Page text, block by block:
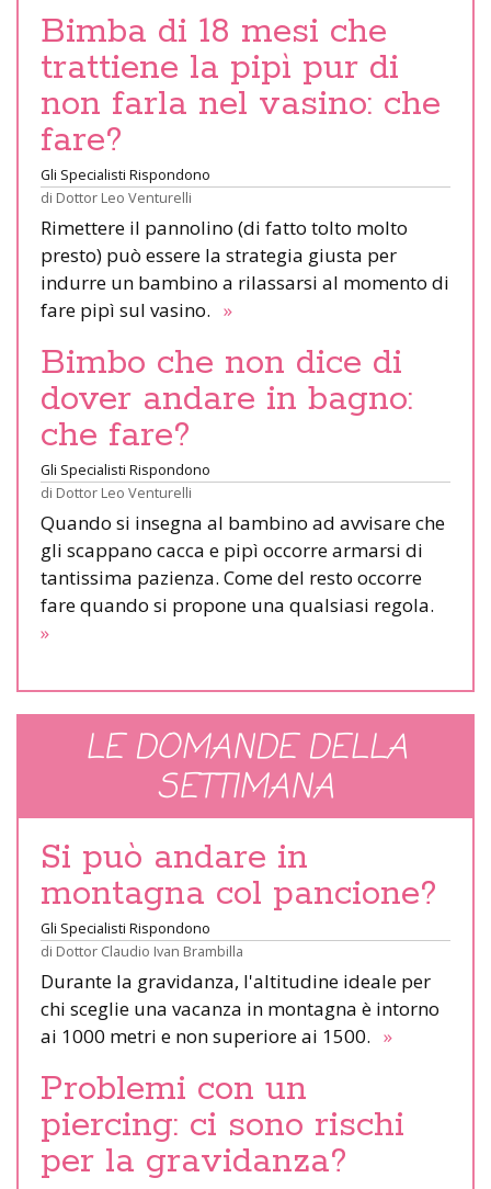
Bimba di 18 mesi che
trattiene la pipì pur di
non farla nel vasino: che
fare?
Gli Specialisti Rispondono
di Dottor Leo Venturelli
Rimettere il pannolino (di fatto tolto molto
presto) può essere la strategia giusta per
indurre un bambino a rilassarsi al momento di
fare pipì sul vasino. »
Bimbo che non dice di
dover andare in bagno:
che fare?
Gli Specialisti Rispondono
di Dottor Leo Venturelli
Quando si insegna al bambino ad avvisare che
gli scappano cacca e pipì occorre armarsi di
tantissima pazienza. Come del resto occorre
fare quando si propone una qualsiasi regola.
»
LE DOMANDE DELLA
SETTIMANA
Si può andare in
montagna col pancione?
Gli Specialisti Rispondono
di Dottor Claudio Ivan Brambilla
Durante la gravidanza, l'altitudine ideale per
chi sceglie una vacanza in montagna è intorno
ai 1000 metri e non superiore ai 1500. »
Problemi con un
piercing: ci sono rischi
per la gravidanza?